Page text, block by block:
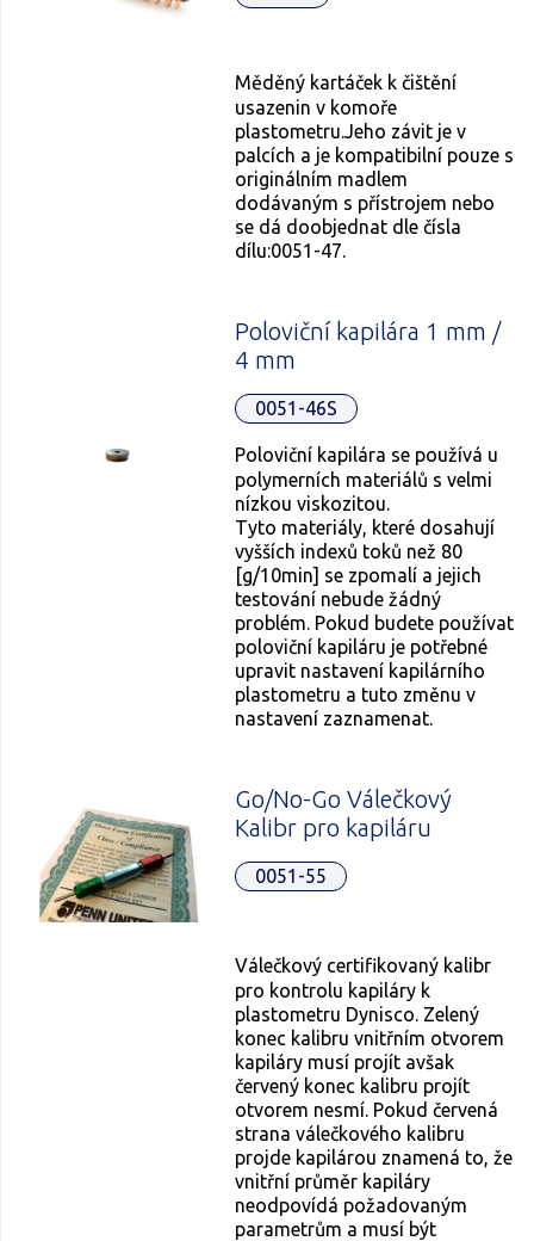
Měděný kartáček k čištění
usazenin v komoře
plastometru.Jeho závit je v
palcích a je kompatibilní pouze s
originálním madlem
dodávaným s přístrojem nebo
se dá doobjednat dle čísla
dílu:0051-47.
Poloviční kapilára 1 mm /
4 mm
0051-46S
Poloviční kapilára se používá u
polymerních materiálů s velmi
nízkou viskozitou.
Tyto materiály, které dosahují
vyšších indexů toků než 80
[g/10min] se zpomalí a jejich
testování nebude žádný
problém. Pokud budete používat
poloviční kapiláru je potřebné
upravit nastavení kapilárního
plastometru a tuto změnu v
nastavení zaznamenat.
Go/No-Go Válečkový
Kalibr pro kapiláru
0051-55
Válečkový certifikovaný kalibr
pro kontrolu kapiláry k
plastometru Dynisco. Zelený
konec kalibru vnitřním otvorem
kapiláry musí projít avšak
červený konec kalibru projít
otvorem nesmí. Pokud červená
strana válečkového kalibru
projde kapilárou znamená to, že
vnitřní průměr kapiláry
neodpovídá požadovaným
parametrům a musí být